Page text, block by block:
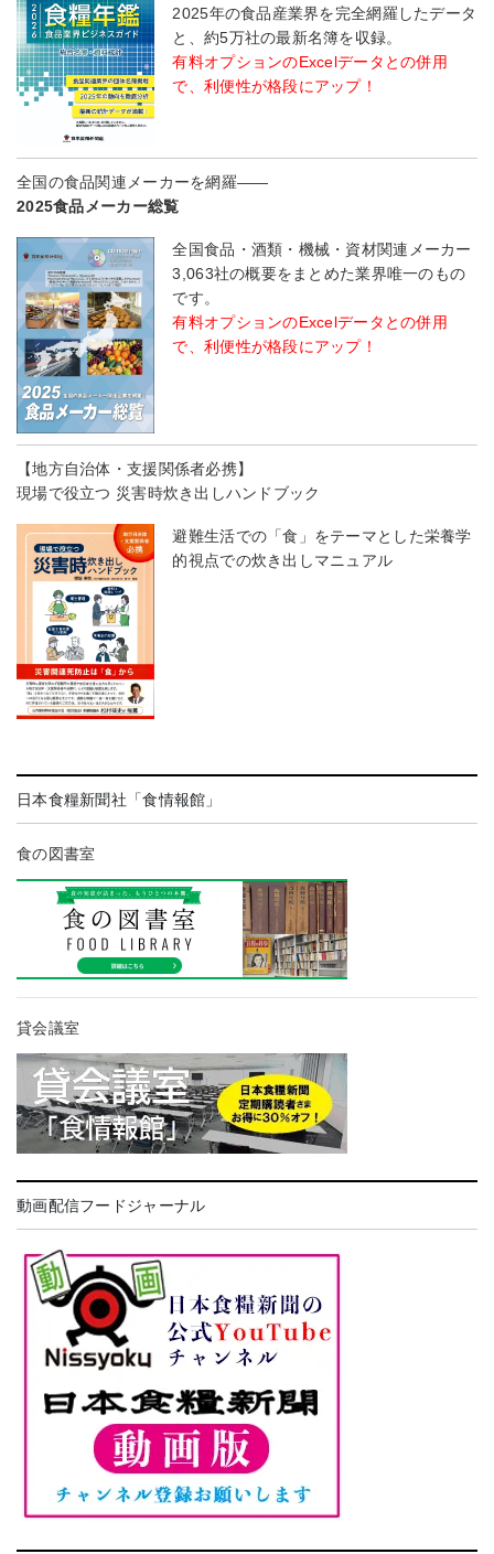
2025年の食品産業界を完全網羅したデータ
と、約5万社の最新名簿を収録。
有料オプションのExcelデータとの併用
で、利便性が格段にアップ！
全国の食品関連メーカーを網羅――
2025食品メーカー総覧
全国食品・酒類・機械・資材関連メーカー
3,063社の概要をまとめた業界唯一のもの
です。
有料オプションのExcelデータとの併用
で、利便性が格段にアップ！
【地方自治体・支援関係者必携】
現場で役立つ 災害時炊き出しハンドブック
避難生活での「食」をテーマとした栄養学
的視点での炊き出しマニュアル
日本食糧新聞社「食情報館」
食の図書室
貸会議室
動画配信フードジャーナル